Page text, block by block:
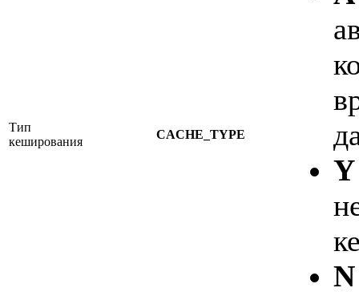
Тип
кеширования
CACHE_TYPE
Y
N